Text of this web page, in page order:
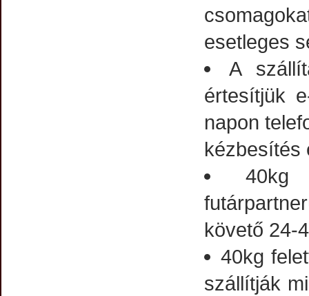
esetleges
A
értesítjük
napon
kézbesítés
40kg
követő 24-
40kg
szállítják